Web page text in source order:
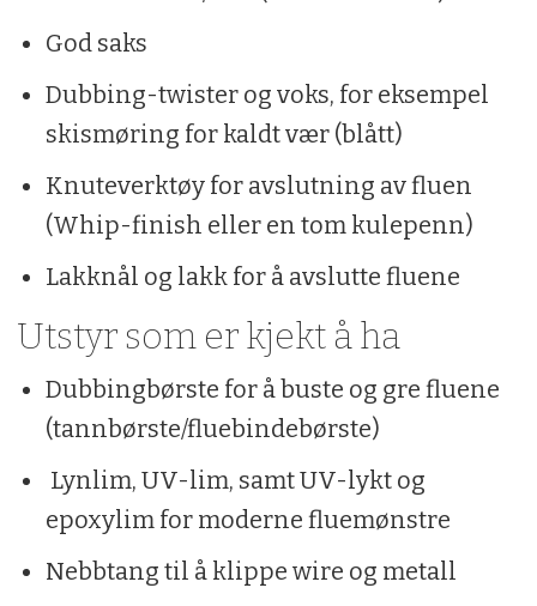
God saks
Dubbing-twister og voks, for eksempel
skismøring for kaldt vær (blått)
Knuteverktøy for avslutning av fluen
(Whip-finish eller en tom kulepenn)
Lakknål og lakk for å avslutte fluene
Utstyr som er kjekt å ha
Dubbingbørste for å buste og gre fluene
(tannbørste/fluebindebørste)
Lynlim, UV-lim, samt UV-lykt og
epoxylim for moderne fluemønstre
Nebbtang til å klippe wire og metall